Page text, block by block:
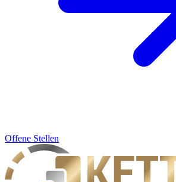
Offene Stellen